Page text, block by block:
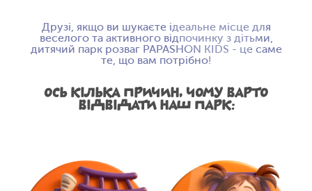
Друзі, якщо ви шукаєте ідеальне місце для
веселого та активного відпочинку з дітьми,
дитячий парк розваг PAPASHON KIDS - це саме
те, що вам потрібно!
ОСЬ КІЛЬКА ПРИЧИН, ЧОМУ ВАРТО
ВІДВІДАТИ НАШ ПАРК: